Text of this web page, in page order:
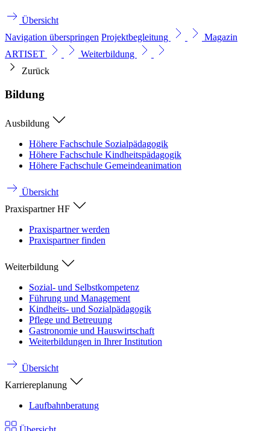
Übersicht
Navigation überspringen Projektbegleitung
Magazin
ARTISET
Weiterbildung
Zurück
Bildung
Ausbildung
Höhere Fachschule Sozialpädagogik
Höhere Fachschule Kindheitspädagogik
Höhere Fachschule Gemeindeanimation
Übersicht
Praxispartner HF
Praxispartner werden
Praxispartner finden
Weiterbildung
Sozial- und Selbstkompetenz
Führung und Management
Kindheits- und Sozialpädagogik
Pflege und Betreuung
Gastronomie und Hauswirtschaft
Weiterbildungen in Ihrer Institution
Übersicht
Karriereplanung
Laufbahnberatung